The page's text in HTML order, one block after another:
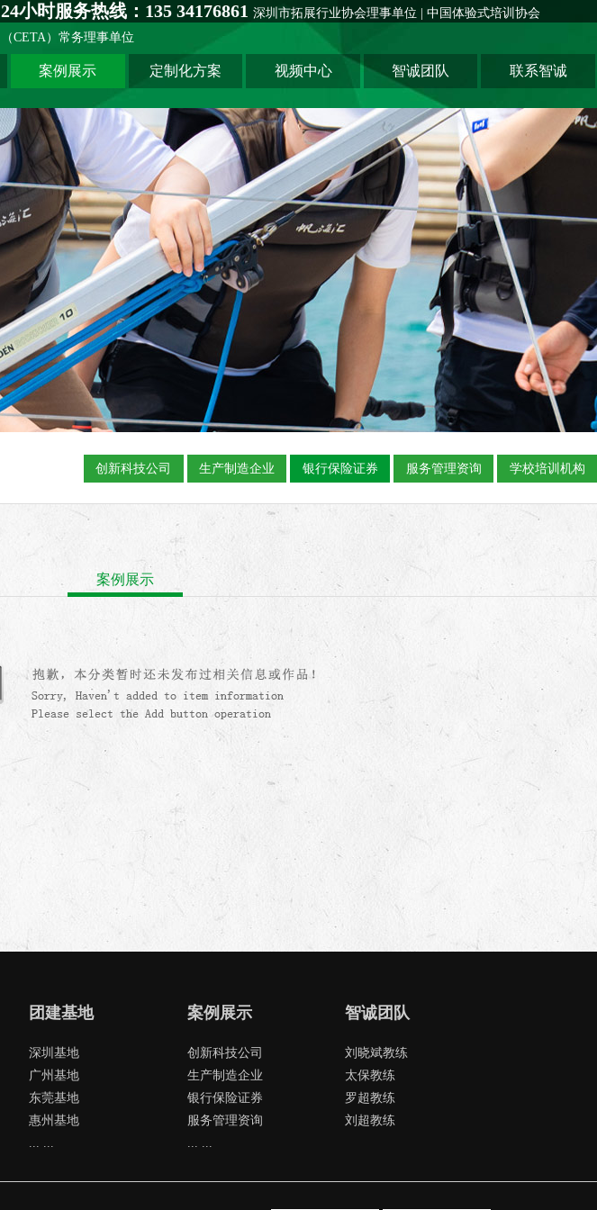
案例展示
生产制造企业
银行保险证券
服务管理资询
学校培训机构
定制化方案 视频中心 智诚团队 联系智诚
24小时服务热线：135 34176861 深圳市拓展行业协会理事单位 | 中国体验式培训协会
（CETA）常务理事单位
创新科技公司 生产制造企业 银行保险证券 服务管理资询 学校培训机构
案例展示
团建基地
深圳基地
广州基地
东莞基地
惠州基地
... ...
案例展示
创新科技公司
生产制造企业
银行保险证券
服务管理资询
... ...
智诚团队
刘晓斌教练
太保教练
罗超教练
刘超教练